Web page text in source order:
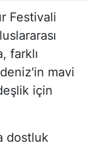
Festivali
farklı
mavi
için
dostluk